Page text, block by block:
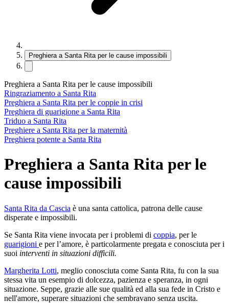
Preghiera a Santa Rita per le cause impossibili
Preghiera a Santa Rita per le cause impossibili
Ringraziamento a Santa Rita
Preghiera a Santa Rita per le coppie in crisi
Preghiera di guarigione a Santa Rita
Triduo a Santa Rita
Preghiere a Santa Rita per la maternità
Preghiera potente a Santa Rita
Preghiera a Santa Rita per le
cause impossibili
Santa Rita da Cascia è una santa cattolica, patrona delle cause
disperate e impossibili.
Se Santa Rita viene invocata per i problemi di coppia, per le
guarigioni e per l’amore, è particolarmente pregata e conosciuta per i
suoi interventi in situazioni difficili.
Margherita Lotti, meglio conosciuta come Santa Rita, fu con la sua
stessa vita un esempio di dolcezza, pazienza e speranza, in ogni
situazione. Seppe, grazie alle sue qualità ed alla sua fede in Cristo e
nell'amore, superare situazioni che sembravano senza uscita.